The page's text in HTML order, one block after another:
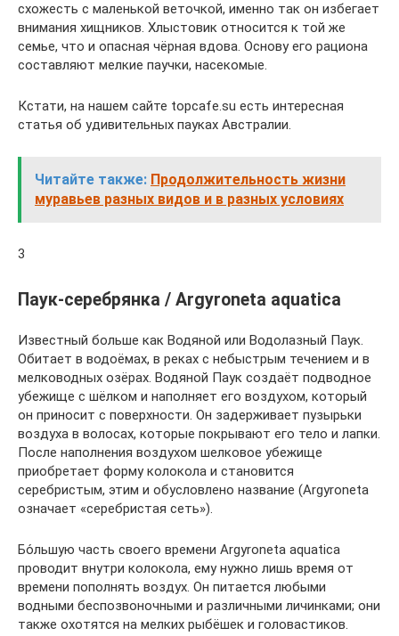
схожесть с маленькой веточкой, именно так он избегает
внимания хищников. Хлыстовик относится к той же
семье, что и опасная чёрная вдова. Основу его рациона
составляют мелкие паучки, насекомые.
Кстати, на нашем сайте topcafe.su есть интересная
статья об удивительных пауках Австралии.
Читайте также: Продолжительность жизни
муравьев разных видов и в разных условиях
3
Паук-серебрянка / Argyroneta aquatica
Известный больше как Водяной или Водолазный Паук.
Обитает в водоёмах, в реках с небыстрым течением и в
мелководных озёрах. Водяной Паук создаёт подводное
убежище с шёлком и наполняет его воздухом, который
он приносит с поверхности. Он задерживает пузырьки
воздуха в волосах, которые покрывают его тело и лапки.
После наполнения воздухом шелковое убежище
приобретает форму колокола и становится
серебристым, этим и обусловлено название (Argyroneta
означает «серебристая сеть»).
Бо́льшую часть своего времени Argyroneta aquatica
проводит внутри колокола, ему нужно лишь время от
времени пополнять воздух. Он питается любыми
водными беспозвоночными и различными личинками; они
также охотятся на мелких рыбёшек и головастиков.